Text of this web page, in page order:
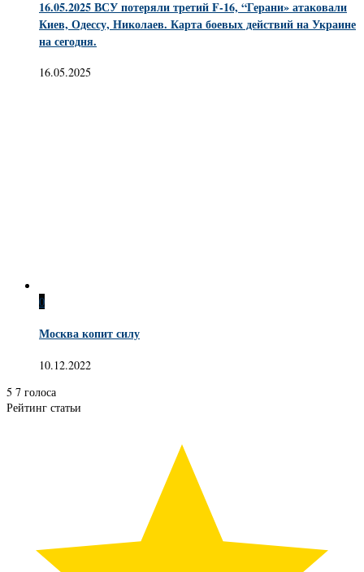
16.05.2025 ВСУ потеряли третий F-16, “Герани» атаковали
Киев, Одессу, Николаев. Карта боевых действий на Украине
на сегодня.
16.05.2025
0
Москва копит силу
10.12.2022
5 7 голоса
Рейтинг статьи